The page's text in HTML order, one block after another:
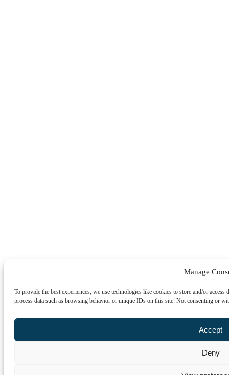
Manage
To provide the best experiences, we use technologies like cookies to store and/or
process data such as browsing behavior or unique IDs on this site. Not consenting or
Accept
Deny